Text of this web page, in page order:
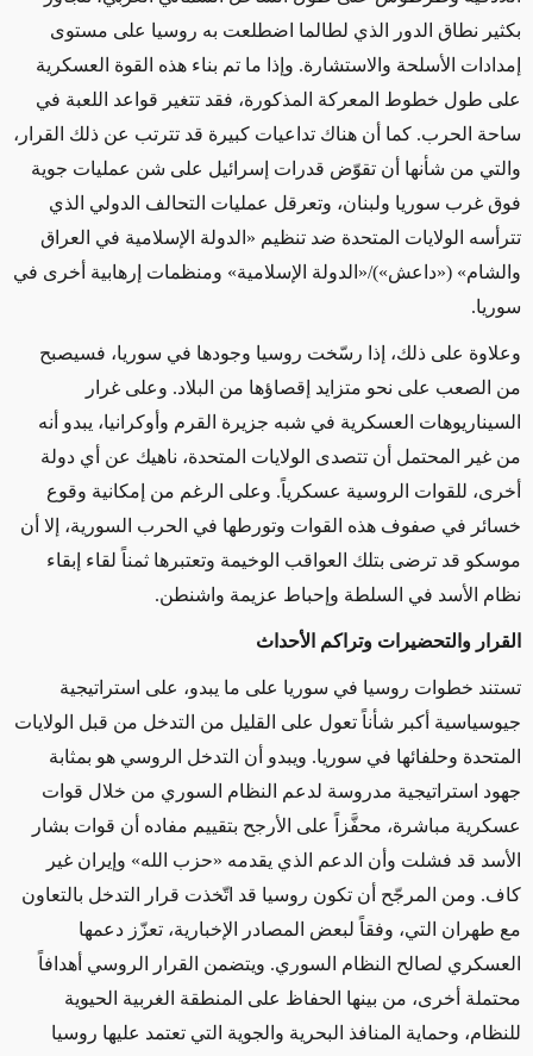
بكثير نطاق الدور الذي لطالما اضطلعت به روسيا على مستوى
إمدادات الأسلحة والاستشارة. وإذا ما تم بناء هذه القوة العسكرية
على طول خطوط المعركة المذكورة، فقد تتغير قواعد اللعبة في
ساحة الحرب. كما أن هناك تداعيات كبيرة قد تترتب عن ذلك القرار،
والتي من شأنها أن تقوّض قدرات إسرائيل على شن عمليات جوية
فوق غرب سوريا ولبنان، وتعرقل عمليات التحالف الدولي الذي
تترأسه الولايات المتحدة ضد تنظيم «الدولة الإسلامية في العراق
والشام» («داعش»)/«الدولة الإسلامية» ومنظمات إرهابية أخرى في
سوريا.
وعلاوة على ذلك، إذا رسّخت روسيا وجودها في سوريا، فسيصبح
من الصعب على نحو متزايد إقصاؤها من البلاد. وعلى غرار
السيناريوهات العسكرية في شبه جزيرة القرم وأوكرانيا، يبدو أنه
من غير المحتمل أن تتصدى الولايات المتحدة، ناهيك عن أي دولة
أخرى، للقوات الروسية عسكرياً. وعلى الرغم من إمكانية وقوع
خسائر في صفوف هذه القوات وتورطها في الحرب السورية، إلا أن
موسكو قد ترضى بتلك العواقب الوخيمة وتعتبرها ثمناً لقاء إبقاء
نظام الأسد في السلطة وإحباط عزيمة واشنطن.
القرار والتحضيرات وتراكم الأحداث
تستند خطوات روسيا في سوريا على ما يبدو، على استراتيجية
جيوسياسية أكبر شأناً تعول على القليل من التدخل من قبل الولايات
المتحدة وحلفائها في سوريا. ويبدو أن التدخل الروسي هو بمثابة
جهود استراتيجية مدروسة لدعم النظام السوري من خلال قوات
عسكرية مباشرة، محفَّزاً على الأرجح بتقييم مفاده أن قوات بشار
الأسد قد فشلت وأن الدعم الذي يقدمه «حزب الله» وإيران غير
كاف. ومن المرجّح أن تكون روسيا قد اتّخذت قرار التدخل بالتعاون
مع طهران التي، وفقاً لبعض المصادر الإخبارية، تعزّز دعمها
العسكري لصالح النظام السوري. ويتضمن القرار الروسي أهدافاً
محتملة أخرى، من بينها الحفاظ على المنطقة الغربية الحيوية
للنظام، وحماية المنافذ البحرية والجوية التي تعتمد عليها روسيا